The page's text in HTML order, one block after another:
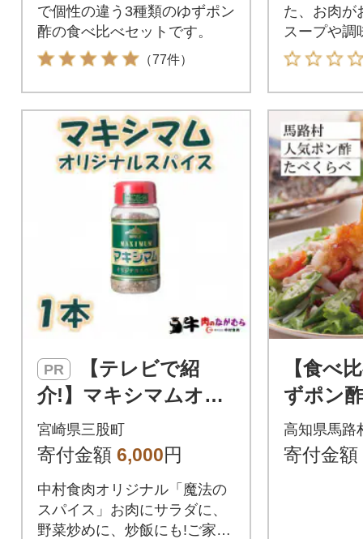
で個性の違う3種類のゆずポン
酢の食べ比べセットです。
（77件）
た、お肉が
スープや調
けします。
PR
介!】マキシマムオリ
ジナルスパイス140g×
1本【MI519】
宮崎県三股町
寄付金額 6,000円
中村食肉オリジナル「魔法の
スパイス」お肉にサラダに、
野菜炒めに、炒飯にも!ご家庭
【食べ
ずポン
【464】
高知県馬路
寄付金額